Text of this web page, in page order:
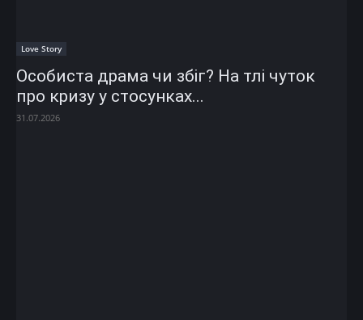
Love Story
Особиста драма чи збіг? На тлі чуток
про кризу у стосунках...
31.07.2026